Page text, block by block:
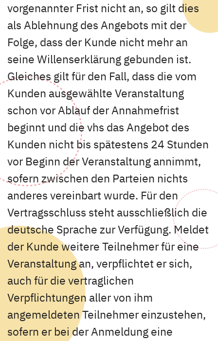
vorgenannter Frist nicht an, so gilt dies
als Ablehnung des Angebots mit der
Folge, dass der Kunde nicht mehr an
seine Willenserklärung gebunden ist.
Gleiches gilt für den Fall, dass die vom
Kunden ausgewählte Veranstaltung
schon vor Ablauf der Annahmefrist
beginnt und die vhs das Angebot des
Kunden nicht bis spätestens 24 Stunden
vor Beginn der Veranstaltung annimmt,
sofern zwischen den Parteien nichts
anderes vereinbart wurde. Für den
Vertragsschluss steht ausschließlich die
deutsche Sprache zur Verfügung. Meldet
der Kunde weitere Teilnehmer für eine
Veranstaltung an, verpflichtet er sich,
auch für die vertraglichen
Verpflichtungen aller von ihm
angemeldeten Teilnehmer einzustehen,
sofern er bei der Anmeldung eine